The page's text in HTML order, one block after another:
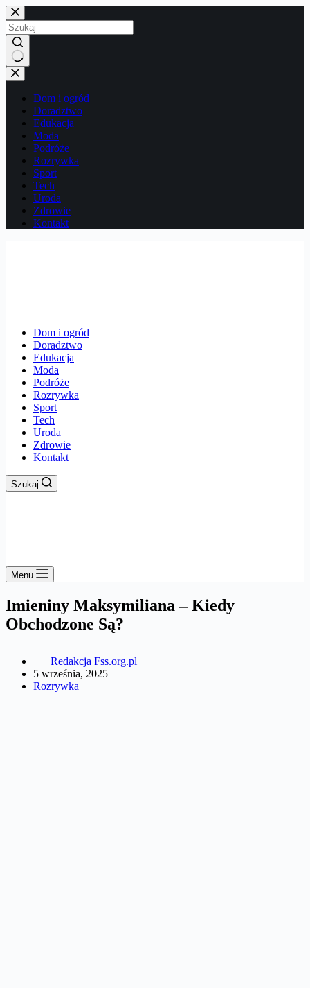
Przejdź
do
treści
Brak
wyników
Dom i ogród
Doradztwo
Edukacja
Moda
Podróże
Rozrywka
Sport
Tech
Uroda
Zdrowie
Kontakt
Dom i ogród
Doradztwo
Edukacja
Moda
Podróże
Rozrywka
Sport
Tech
Uroda
Zdrowie
Kontakt
Szukaj
Menu
Imieniny Maksymiliana – Kiedy
Obchodzone Są?
Redakcja Fss.org.pl
5 września, 2025
Rozrywka